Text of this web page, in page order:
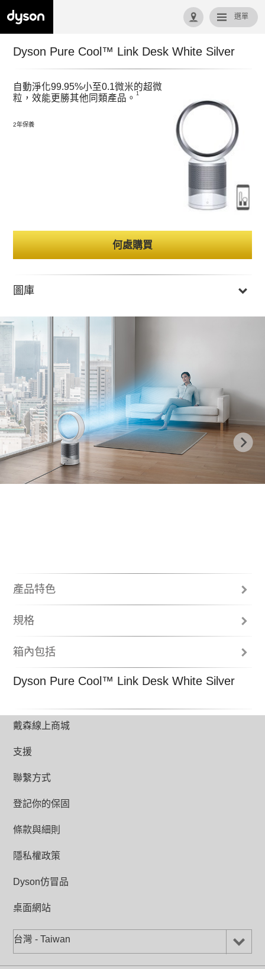
選單
回首頁
Dyson Pure Cool™ Link Desk White Silver
自動淨化99.95%小至0.1微米的超微
粒，效能更勝其他同類產品。1
2年保養
何處購買
圖庫
Previous
產品特色
規格
箱內包括
環形氣流倍增器
2年保養
Dyson Pure Cool™ Link Desk White Silver
戴森線上商城
支援
聯繫方式
登記你的保固
條款與細則
隱私權政策
Dyson仿冒品
桌面網站
台灣 - Taiwan